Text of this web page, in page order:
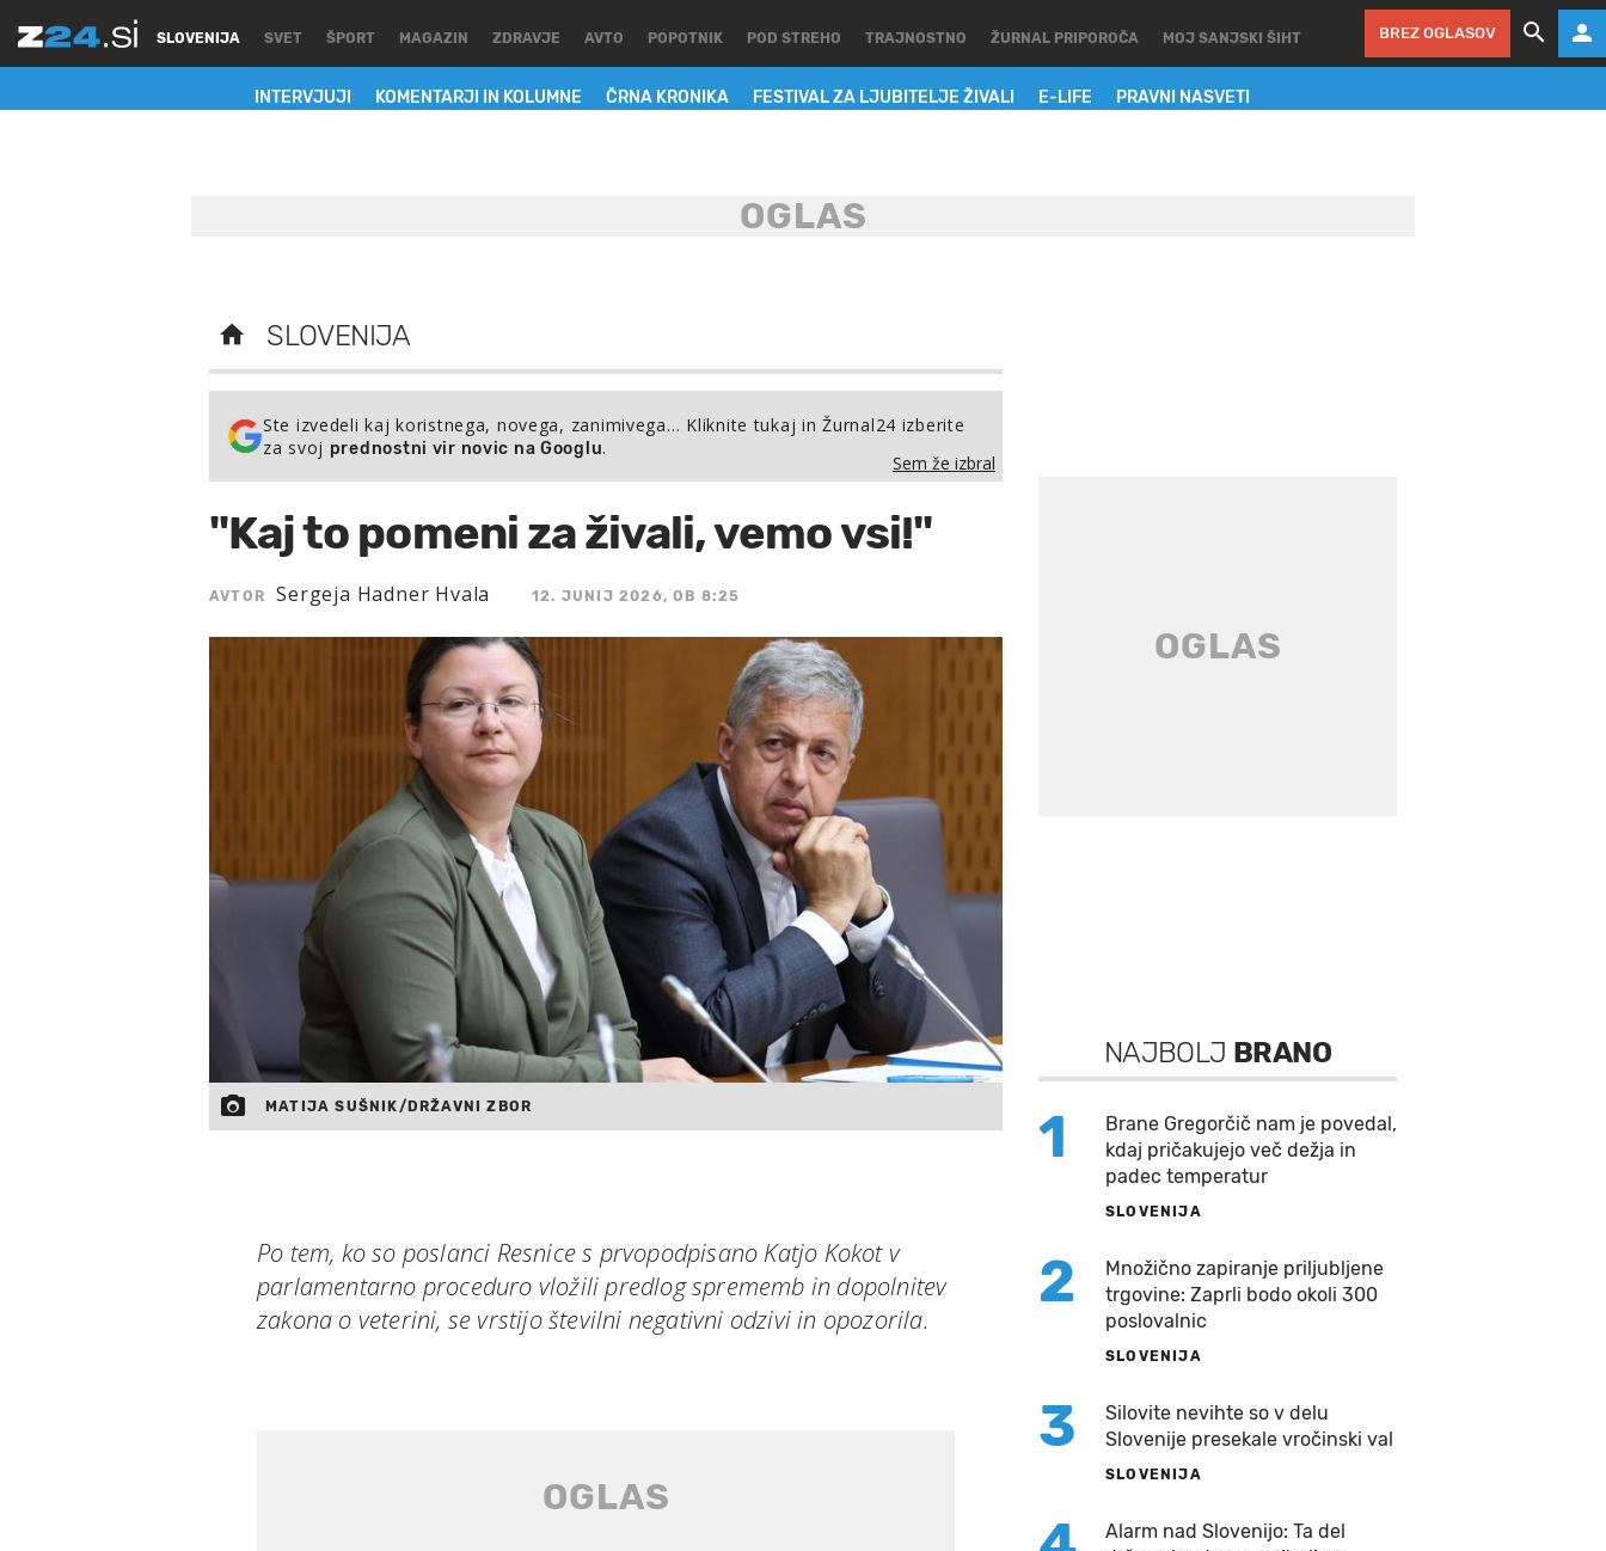
SLOVENIJA
INTERVJUJI KOMENTARJI IN KOLUMNE ČRNA KRONIKA FESTIVAL ZA LJUBITELJE ŽIVALI E-LIFE PRAVNI NASVETI
SVET ŠPORT MAGAZIN ZDRAVJE AVTO POPOTNIK POD STREHO TRAJNOSTNO ŽURNAL PRIPOROČA MOJ SANJSKI ŠIHT BREZ OGLASOV
SLOVENIJA
Ste izvedeli kaj koristnega, novega, zanimivega… Kliknite tukaj in Žurnal24 izberite
za svoj prednostni vir novic na Googlu.
Sem že izbral
"Kaj to pomeni za živali, vemo vsi!"
AVTOR Sergeja Hadner Hvala 12. JUNIJ 2026, OB 8:25
MATIJA SUŠNIK/DRŽAVNI ZBOR
Po tem, ko so poslanci Resnice s prvopodpisano Katjo Kokot v
parlamentarno proceduro vložili predlog sprememb in dopolnitev
zakona o veterini, se vrstijo številni negativni odzivi in opozorila.
NAJBOLJ BRANO
1
Brane Gregorčič nam je povedal,
kdaj pričakujejo več dežja in
padec temperatur
SLOVENIJA
2
Množično zapiranje priljubljene
trgovine: Zaprli bodo okoli 300
poslovalnic
SLOVENIJA
3
Silovite nevihte so v delu
Slovenije presekale vročinski val
SLOVENIJA
Alarm nad Slovenijo: Ta del